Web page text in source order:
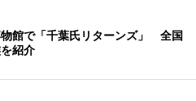
館で「千葉氏リターンズ」 全国
紹介